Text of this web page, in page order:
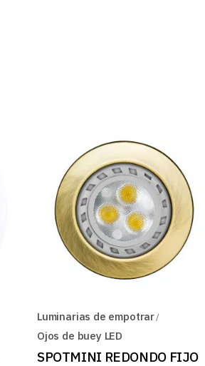
Luminarias de empotrar
Ojos de buey LED
SPOTMINI REDONDO FIJO